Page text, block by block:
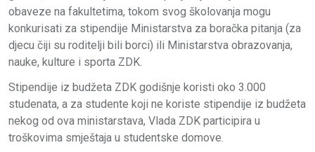
obaveze na fakultetima, tokom svog školovanja mogu
konkurisati za stipendije Ministarstva za boračka pitanja (za
djecu čiji su roditelji bili borci) ili Ministarstva obrazovanja,
nauke, kulture i sporta ZDK.
Stipendije iz budžeta ZDK godišnje koristi oko 3.000
studenata, a za studente koji ne koriste stipendije iz budžeta
nekog od ova ministarstava, Vlada ZDK participira u
troškovima smještaja u studentske domove.